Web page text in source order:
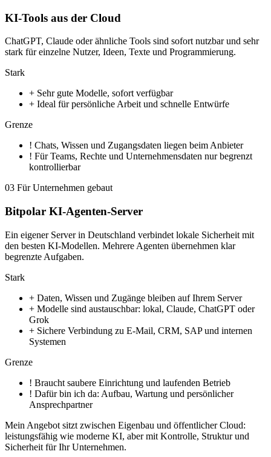
KI-Tools aus der Cloud
ChatGPT, Claude oder ähnliche Tools sind sofort nutzbar und sehr
stark für einzelne Nutzer, Ideen, Texte und Programmierung.
Stark
+ Sehr gute Modelle, sofort verfügbar
+ Ideal für persönliche Arbeit und schnelle Entwürfe
Grenze
! Chats, Wissen und Zugangsdaten liegen beim Anbieter
! Für Teams, Rechte und Unternehmensdaten nur begrenzt
kontrollierbar
03 Für Unternehmen gebaut
Bitpolar KI-Agenten-Server
Ein eigener Server in Deutschland verbindet lokale Sicherheit mit
den besten KI-Modellen. Mehrere Agenten übernehmen klar
begrenzte Aufgaben.
Stark
+ Daten, Wissen und Zugänge bleiben auf Ihrem Server
+ Modelle sind austauschbar: lokal, Claude, ChatGPT oder
Grok
+ Sichere Verbindung zu E-Mail, CRM, SAP und internen
Systemen
Grenze
! Braucht saubere Einrichtung und laufenden Betrieb
! Dafür bin ich da: Aufbau, Wartung und persönlicher
Ansprechpartner
Mein Angebot sitzt zwischen Eigenbau und öffentlicher Cloud:
leistungsfähig wie moderne KI, aber mit Kontrolle, Struktur und
Sicherheit für Ihr Unternehmen.